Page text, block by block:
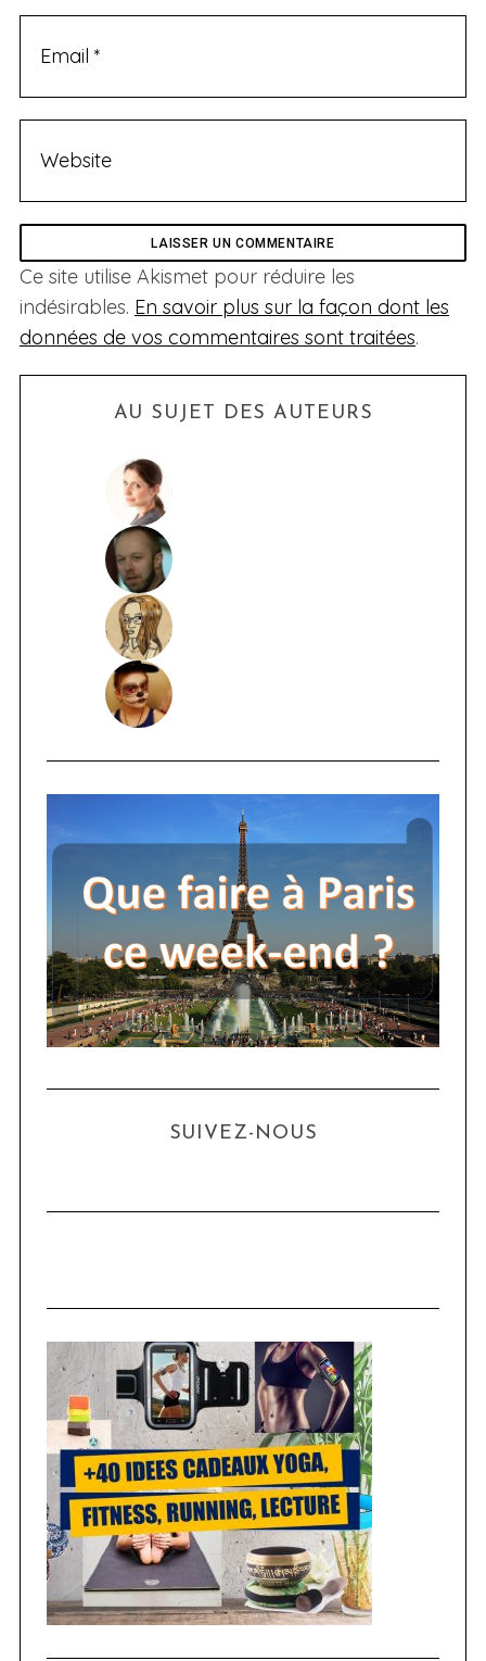
Ce site utilise Akismet pour réduire les
indésirables. En savoir plus sur la façon dont les
données de vos commentaires sont traitées.
AU SUJET DES AUTEURS
SUIVEZ-NOUS